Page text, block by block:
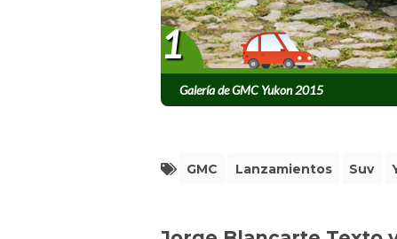
Galería de GMC Yukon 2015
1
GMC Lanzamientos Suv